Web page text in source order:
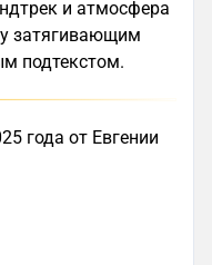
и атмосфера
затягивающим
подтекстом.
года от Евгении